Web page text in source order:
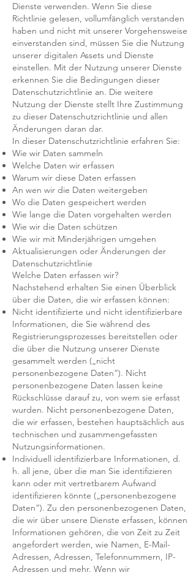
Dienste verwenden. Wenn Sie diese
Richtlinie gelesen, vollumfänglich verstanden
haben und nicht mit unserer Vorgehensweise
einverstanden sind, müssen Sie die Nutzung
unserer digitalen Assets und Dienste
einstellen. Mit der Nutzung unserer Dienste
erkennen Sie die Bedingungen dieser
Datenschutzrichtlinie an. Die weitere
Nutzung der Dienste stellt Ihre Zustimmung
zu dieser Datenschutzrichtlinie und allen
Änderungen daran dar.
In dieser Datenschutzrichtlinie erfahren Sie:
Wie wir Daten sammeln
Welche Daten wir erfassen
Warum wir diese Daten erfassen
An wen wir die Daten weitergeben
Wo die Daten gespeichert werden
Wie lange die Daten vorgehalten werden
Wie wir die Daten schützen
Wie wir mit Minderjährigen umgehen
Aktualisierungen oder Änderungen der
Datenschutzrichtlinie
Welche Daten erfassen wir?
Nachstehend erhalten Sie einen Überblick
über die Daten, die wir erfassen können:
Nicht identifizierte und nicht identifizierbare
Informationen, die Sie während des
Registrierungsprozesses bereitstellen oder
die über die Nutzung unserer Dienste
gesammelt werden („nicht
personenbezogene Daten“). Nicht
personenbezogene Daten lassen keine
Rückschlüsse darauf zu, von wem sie erfasst
wurden. Nicht personenbezogene Daten,
die wir erfassen, bestehen hauptsächlich aus
technischen und zusammengefassten
Nutzungsinformationen.
Individuell identifizierbare Informationen, d.
h. all jene, über die man Sie identifizieren
kann oder mit vertretbarem Aufwand
identifizieren könnte („personenbezogene
Daten“). Zu den personenbezogenen Daten,
die wir über unsere Dienste erfassen, können
Informationen gehören, die von Zeit zu Zeit
angefordert werden, wie Namen, E-Mail-
Adressen, Adressen, Telefonnummern, IP-
Adressen und mehr. Wenn wir